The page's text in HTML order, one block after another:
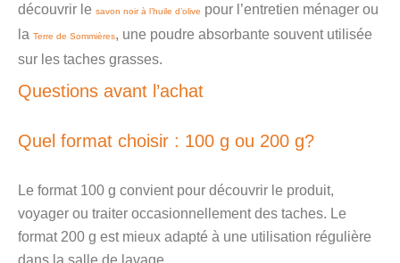
découvrir le savon noir à l’huile d’olive pour l’entretien ménager ou
la Terre de Sommières, une poudre absorbante souvent utilisée
sur les taches grasses.
Questions avant l’achat
Quel format choisir : 100 g ou 200 g?
Le format 100 g convient pour découvrir le produit,
voyager ou traiter occasionnellement des taches. Le
format 200 g est mieux adapté à une utilisation régulière